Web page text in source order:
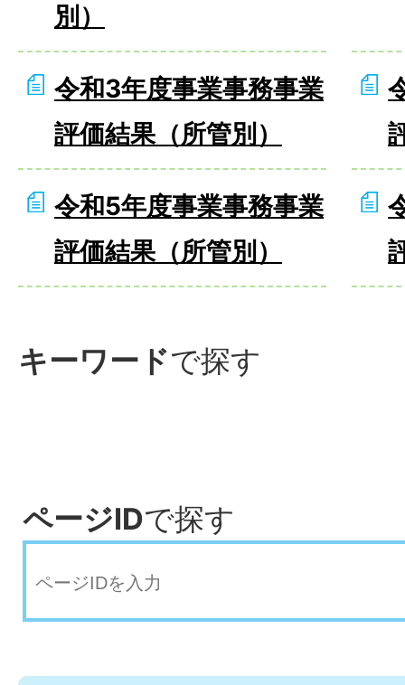
別）
令和3年度事業事務事業
評価結果（所管別）
令和5年度事業事務事業
評価結果（所管別）
キーワードで探す
ページIDで探す